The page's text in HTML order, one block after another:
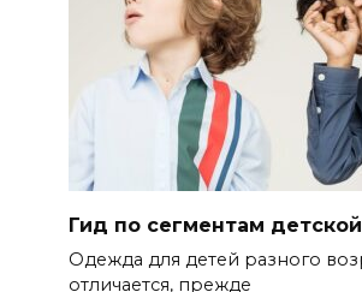
Гид по сегментам
Одежда для детей разного
отличается, прежде